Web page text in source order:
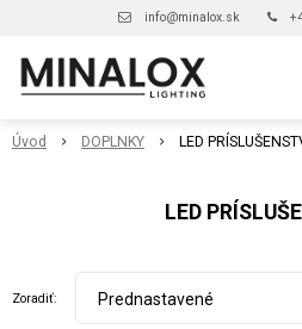
info@minalox.sk
Úvod DOPLNKY LED
LED
Zoradiť: Prednastavené